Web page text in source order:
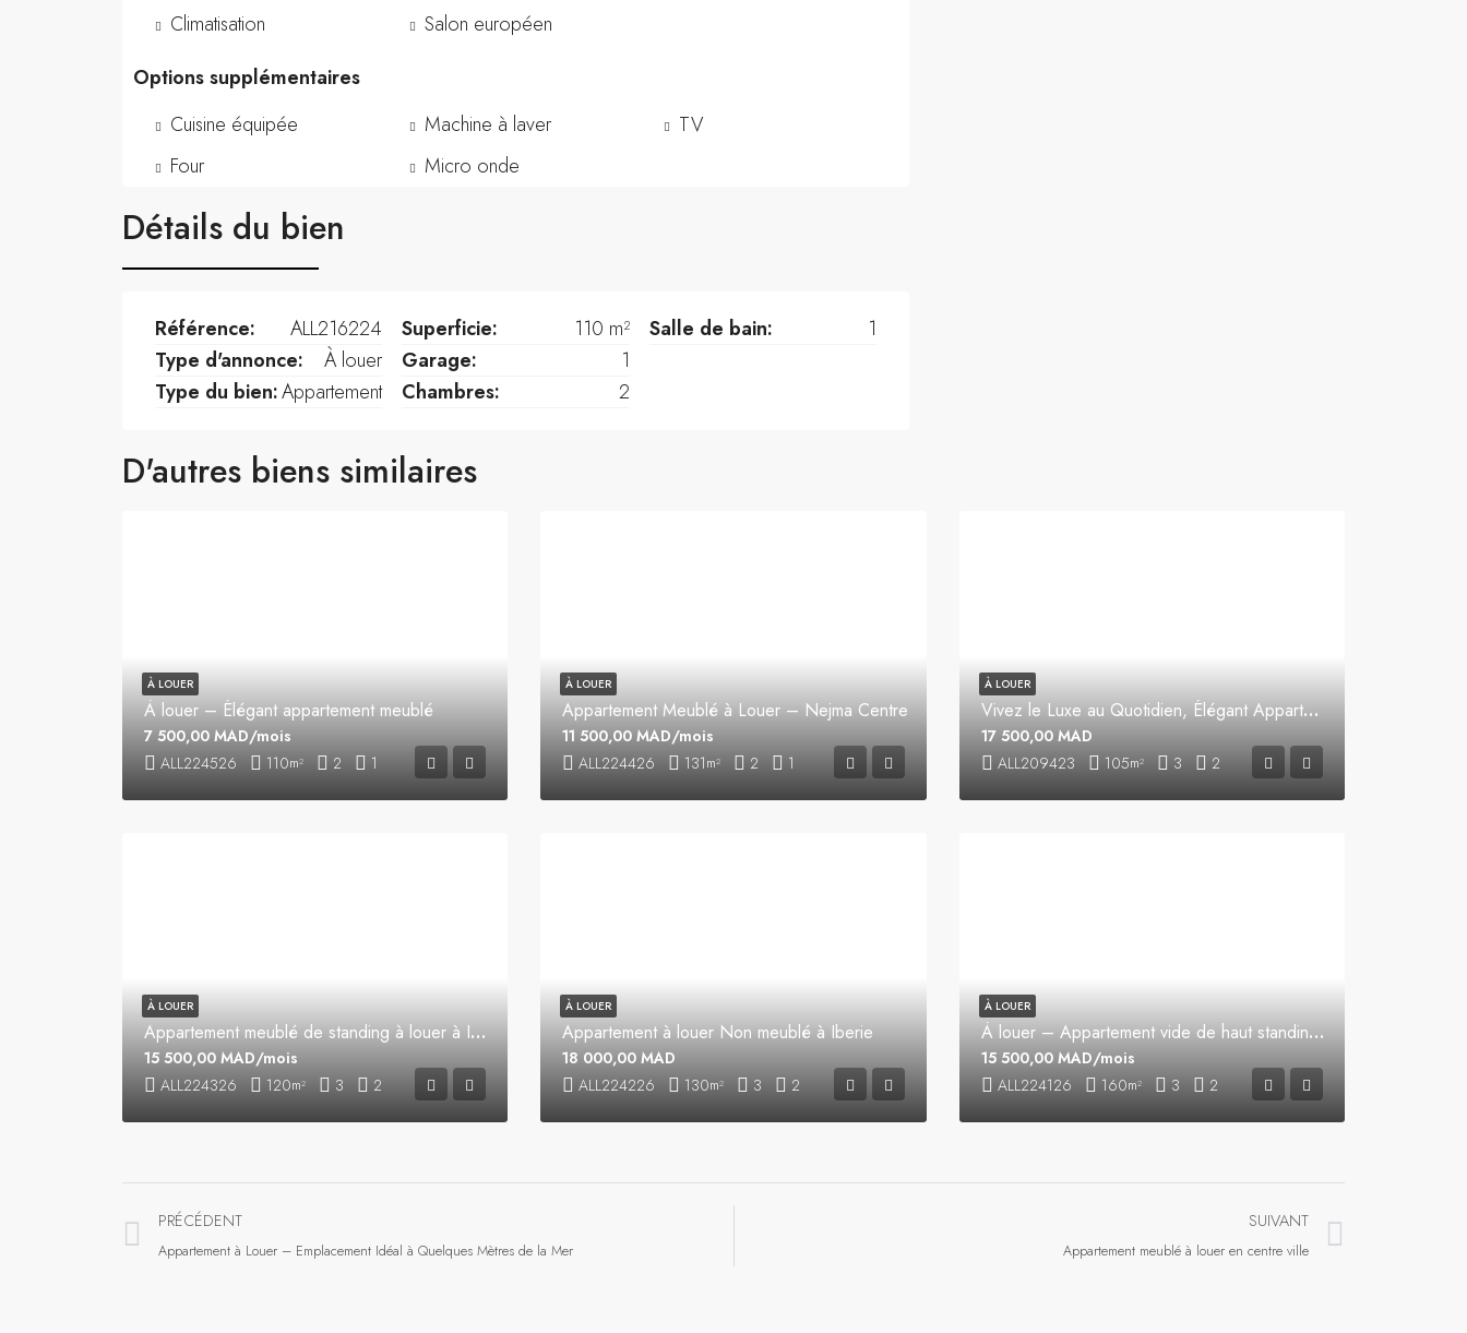
Climatisation
Salon européen
Options supplémentaires
Cuisine équipée
Four
Machine à laver
Micro onde
TV
Détails du bien
Référence:
ALL216224
Type d'annonce:
À louer
Type du bien:Appartement
Superficie:
110 m²
Garage:
1
Chambres:
2
Salle de bain: 1
D'autres biens similaires
À louer – Élégant appartement meublé
ALL224526 110m² 2 1
7 500,00 MAD/mois
À LOUER
Appartement Meublé à Louer – Nejma Centre
ALL224426 131m² 2 1
11 500,00 MAD/mois
À LOUER
Vivez le Luxe au Quotidien, Élégant Appartement Meublé à Louer
ALL209423 105m² 3 2
17 500,00 MAD
À LOUER
Appartement meublé de standing à louer à Iberia
ALL224326 120m² 3 2
15 500,00 MAD/mois
À LOUER
Appartement à louer Non meublé à Iberie
ALL224226 130m² 3 2
18 000,00 MAD
À LOUER
À louer – Appartement vide de haut standing à Iberia, Tanger
ALL224126 160m² 3 2
15 500,00 MAD/mois
À LOUER
PRÉCÉDENT
Appartement à Louer – Emplacement Idéal à Quelques Mètres de la Mer
SUIVANT
Appartement meublé à louer en centre ville